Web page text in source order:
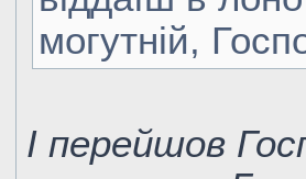
могутній,
І перейшов